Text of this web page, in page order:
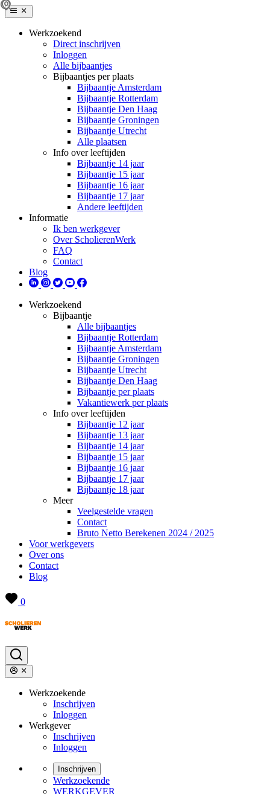
Werkzoekend
Direct inschrijven
Inloggen
Alle bijbaantjes
Bijbaantjes per plaats
Bijbaantje Amsterdam
Bijbaantje Rotterdam
Bijbaantje Den Haag
Bijbaantje Groningen
Bijbaantje Utrecht
Alle plaatsen
Info over leeftijden
Bijbaantje 14 jaar
Bijbaantje 15 jaar
Bijbaantje 16 jaar
Bijbaantje 17 jaar
Andere leeftijden
Informatie
Ik ben werkgever
Over ScholierenWerk
FAQ
Contact
Blog
Werkzoekend
Bijbaantje
Alle bijbaantjes
Bijbaantje Rotterdam
Bijbaantje Amsterdam
Bijbaantje Groningen
Bijbaantje Utrecht
Bijbaantje Den Haag
Bijbaantje per plaats
Vakantiewerk per plaats
Info over leeftijden
Bijbaantje 12 jaar
Bijbaantje 13 jaar
Bijbaantje 14 jaar
Bijbaantje 15 jaar
Bijbaantje 16 jaar
Bijbaantje 17 jaar
Bijbaantje 18 jaar
Meer
Veelgestelde vragen
Contact
Bruto Netto Berekenen 2024 / 2025
Voor werkgevers
Over ons
Contact
Blog
0
Werkzoekende
Inschrijven
Inloggen
Werkgever
Inschrijven
Inloggen
Inschrijven
Werkzoekende
WERKGEVER